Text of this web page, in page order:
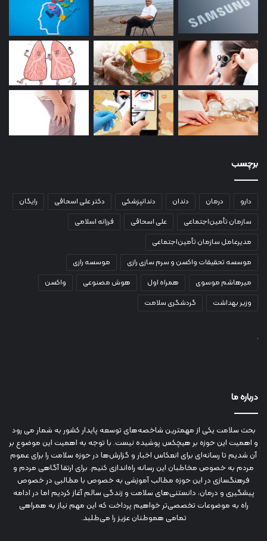
برچسب
دارو درمان دندان دندانپزشکی دکتر علی اسحاقی
رایگان
سازمان تأمین‌اجتماعی
علی اسحاقی
فرزانه اسلامی
مدیرعامل سازمان تأمین‌اجتماعی
موسسه تحقیقات واکسن و سرم سازی رازی
موسسه رازی
میرهاشم موسوی
همراه اول هوش مصنوعی
واکسن
وزیر بهداشت
گردشگری سلامت
درباره ما
بحث سلامت یکی از مهمترین شاخصه‌های توسعه پایدار کشور به شمار می رود
و اهمیت این حوزه بر هیچکس پوشیده نیست. با توجه به اهمیت این موضوع بر
آن شدیم تا رسانه‌ای برای انعکاس اخبار و گزارش‌ها در حوزه سلامت را برای عموم
مردم به خصوص مخاطبان این رسانه راه‌اندازی کنیم. برای ارتقا آگاهی مردم و
فرهنگسازی در این حوزه مطالب آموزشی به خصوص با مطالبی در خصوص
پیشگیری و درمان، دانستنی‌های سلامت و زندگی سالم آغاز کردیم اما در ادامه
راه به موضوعات تخصصی‌تر خواهیم پرداخت که این مهم نیاز به همراهی
تمامی هموطنان عزیز را می‌طلبد.